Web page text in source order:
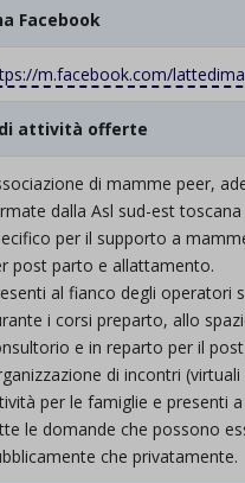
Facebook
m.facebook.com/
attività offerte
di mamme peer,
dalla Asl sud-est
per il supporto a
post parto e allattamento.
al fianco degli operatori
i corsi preparto, allo
e in reparto per il
di incontri
per le famiglie e presenti
le domande che possono
che privatamente.